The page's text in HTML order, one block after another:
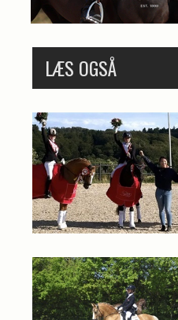
LÆS OGSÅ